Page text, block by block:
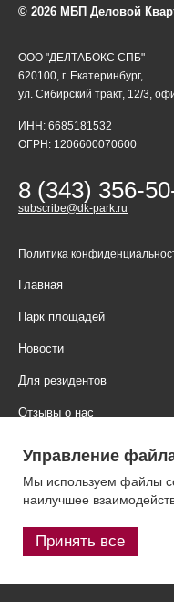
© 2026 МБП Деловой
ООО "ДЕЛТАБОКС СПБ"
620100, г. Екатеринбург,
ул. Сибирский тракт, 12/3,
ИНН: 6685181532
ОГРН: 1206600070600
8 (343) 356-
subscribe@dk-park.ru
Политика
Главная
Парк площадей
Новости
Для резидентов
Отзывы о нас
Контакты
Управление
Мы используем файлы
наилучшее
Принять все